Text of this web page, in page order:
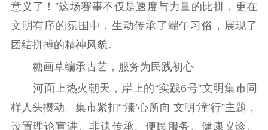
文化产业
统计分析
数字出版
审读服务
新闻发布工作备
案管理系统
电影
服务
共建共享平台
责任编辑注册
业务申报系统
意义了！”这场赛事不仅是速度与力量的比拼，更在
文明有序的氛围中，生动传承了端午习俗，展现了
团结拼搏的精神风貌。
糖画草编承古艺，服务为民践初心
河面上热火朝天，岸上的“实践6号”文明集市同
样人头攒动。集市紧扣“‘溱’心所向 文明‘潼’行”主题，
设置理论宣讲、非遗传承、便民服务、健康义诊、